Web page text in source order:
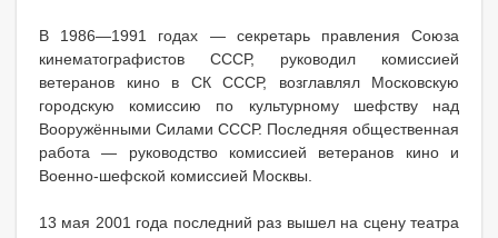
В 1986—1991 годах — секретарь правления Союза
кинематографистов СССР, руководил комиссией
ветеранов кино в СК СССР, возглавлял Московскую
городскую комиссию по культурному шефству над
Вооружёнными Силами СССР. Последняя общественная
работа — руководство комиссией ветеранов кино и
Военно-шефской комиссией Москвы.
13 мая 2001 года последний раз вышел на сцену театра